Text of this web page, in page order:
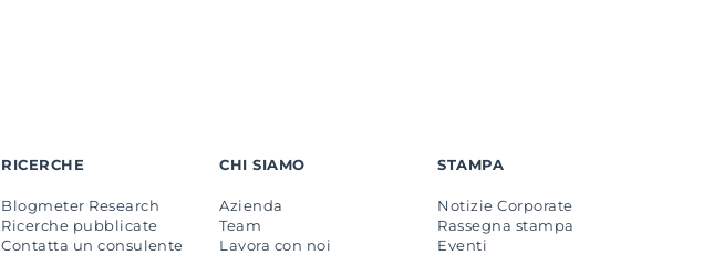
RICERCHE
Blogmeter Research
Ricerche pubblicate
Contatta un consulente
CHI SIAMO
Azienda
Team
Lavora con noi
STAMPA
Notizie Corporate
Rassegna stampa
Eventi